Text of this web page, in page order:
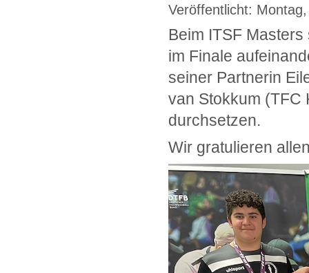
Veröffentlicht:
Beim ITSF
im Finale
seiner Partnerin
van Stokkum (TFC
durchsetzen.
Wir gratulieren